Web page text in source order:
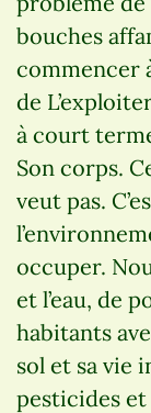
bouches
commencer
de
à court
Son corps.
veut pas.
occuper.
et l’eau, de
habitants
sol et sa vie
pesticides